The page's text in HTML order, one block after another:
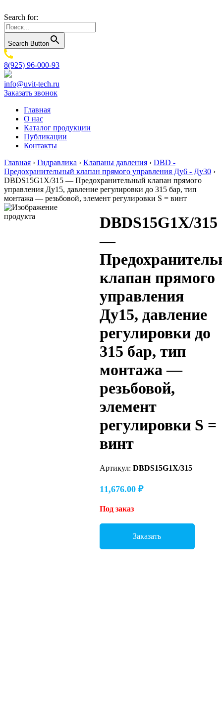
Search for:
Search Button
8(925) 96-000-93
info@uvit-tech.ru
Заказать звонок
Главная
О нас
Каталог продукции
Публикации
Контакты
Главная › Гидравлика › Клапаны давления › DBD -
Предохранительный клапан прямого управления Ду6 - Ду30 ›
DBDS15G1X/315 — Предохранительный клапан прямого
управления Ду15, давление регулировки до 315 бар, тип
монтажа — резьбовой, элемент регулировки S = винт
DBDS15G1X/315
—
клапан прямого
управления
Ду15, давление
регулировки до
315 бар, тип
монтажа —
резьбовой,
элемент
регулировки S =
винт
Артикул: DBDS15G1X/315
11,676.00 ₽
Под заказ
Заказать